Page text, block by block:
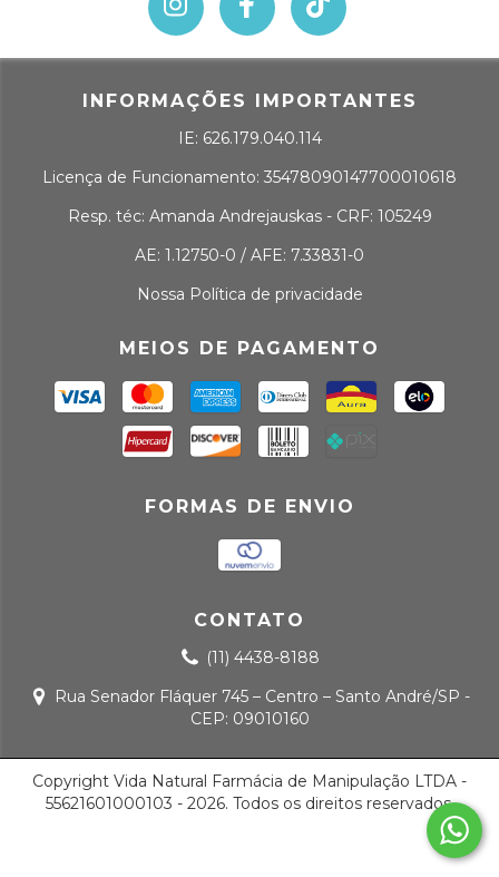
INFORMAÇÕES IMPORTANTES
IE: 626.179.040.114
Licença de Funcionamento: 35478090147700010618
Resp. téc: Amanda Andrejauskas - CRF: 105249
AE: 1.12750-0 / AFE: 7.33831-0
Nossa Política de privacidade
MEIOS DE PAGAMENTO
FORMAS DE ENVIO
CONTATO
(11) 4438-8188
Rua Senador Fláquer 745 – Centro – Santo André/SP -
CEP: 09010160
Copyright Vida Natural Farmácia de Manipulação LTDA -
55621601000103 - 2026. Todos os direitos reservados.